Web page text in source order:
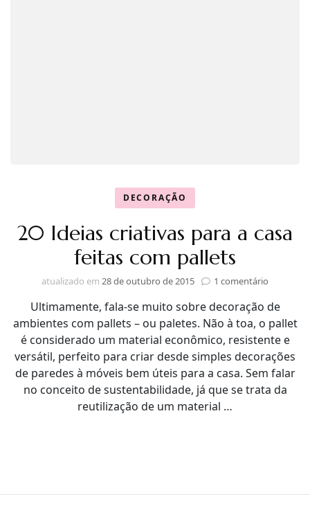
DECORAÇÃO
20 Ideias criativas para a casa
feitas com pallets
atualizado em 28 de outubro de 2015 1 comentário
Ideias
criativas
para
casa
feitas
com
Ultimamente, fala-se muito sobre decoração de
ambientes com pallets – ou paletes. Não à toa, o pallet
é considerado um material econômico, resistente e
versátil, perfeito para criar desde simples decorações
de paredes à móveis bem úteis para a casa. Sem falar
no conceito de sustentabilidade, já que se trata da
reutilização de um material …